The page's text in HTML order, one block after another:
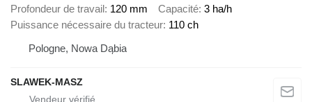
Profondeur de travail 120 mm Capacité 3 ha/h
Puissance nécessaire du tracteur 110 ch
Pologne, Nowa Dąbia
SLAWEK-MASZ